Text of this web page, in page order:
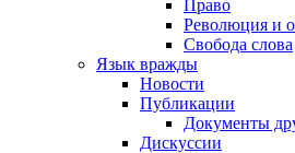
Право
Революция и
Свобода слова
Язык вражды
Новости
Публикации
Документы
Дискуссии